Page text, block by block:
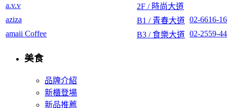
a.v.v
2F / 時尚大道
aziza
B1 / 青春大道 02-6616-
amaii Coffee
B3 / 食樂大道 02-2559-
美食
品牌介紹
新櫃登場
新品推薦